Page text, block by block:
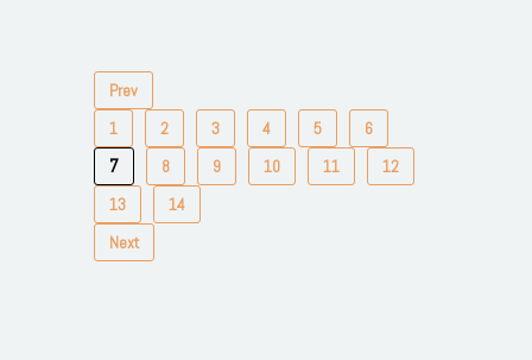
Prev
1
2 3 4 5 6
7 8 9 10 11
12
13
14
Next